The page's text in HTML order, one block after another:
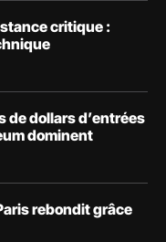
critique :
de dollars d’entrées
dominent
rebondit grâce